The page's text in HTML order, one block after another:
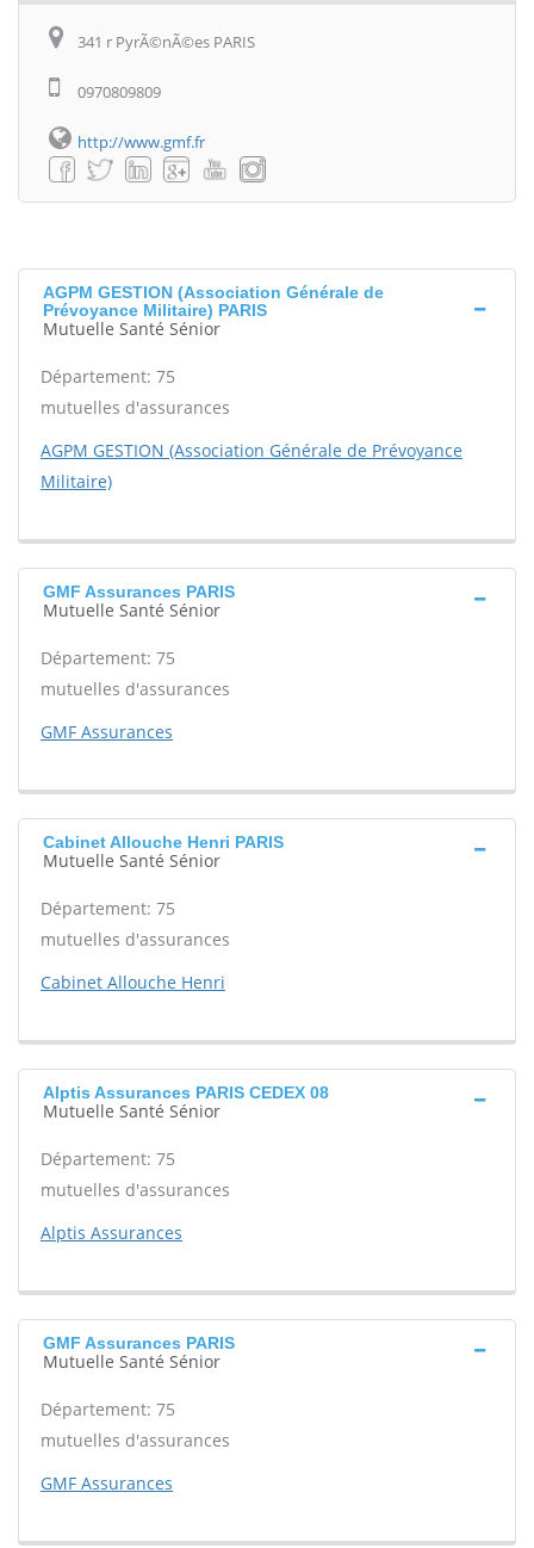
341 r PyrÃ©nÃ©es PARIS
0970809809
http://www.gmf.fr
AGPM GESTION (Association Générale de
Prévoyance Militaire) PARIS
Mutuelle Santé Sénior
Département: 75
mutuelles d'assurances
AGPM GESTION (Association Générale de Prévoyance
Militaire)
GMF Assurances PARIS
Mutuelle Santé Sénior
Département: 75
mutuelles d'assurances
GMF Assurances
Cabinet Allouche Henri PARIS
Mutuelle Santé Sénior
Département: 75
mutuelles d'assurances
Cabinet Allouche Henri
Alptis Assurances PARIS CEDEX 08
Mutuelle Santé Sénior
Département: 75
mutuelles d'assurances
Alptis Assurances
GMF Assurances PARIS
Mutuelle Santé Sénior
Département: 75
mutuelles d'assurances
GMF Assurances